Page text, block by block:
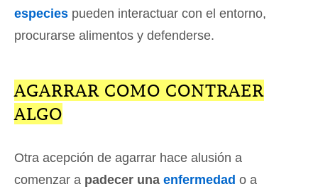
especies pueden interactuar con el entorno,
procurarse alimentos y defenderse.
AGARRAR COMO CONTRAER
ALGO
Otra acepción de agarrar hace alusión a
comenzar a padecer una enfermedad o a